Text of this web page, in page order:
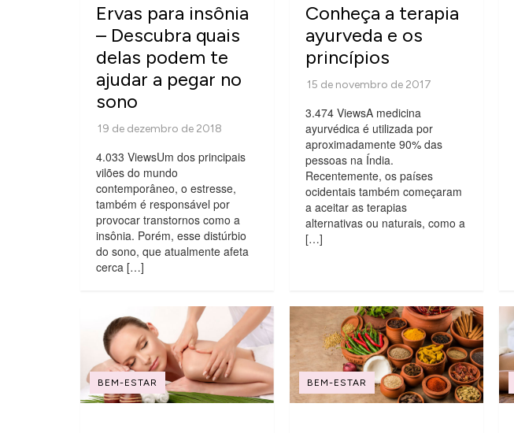
Ervas para insônia
– Descubra quais
delas podem te
ajudar a pegar no
sono
4.033 ViewsUm dos principais
vilões do mundo
contemporâneo, o estresse,
também é responsável por
provocar transtornos como a
insônia. Porém, esse distúrbio
do sono, que atualmente afeta
cerca […]
Conheça a terapia
ayurveda e os
princípios
3.474 ViewsA medicina
ayurvédica é utilizada por
aproximadamente 90% das
pessoas na Índia.
Recentemente, os países
ocidentais também começaram
a aceitar as terapias
alternativas ou naturais, como a
[…]
BEM-ESTAR BEM-ESTAR